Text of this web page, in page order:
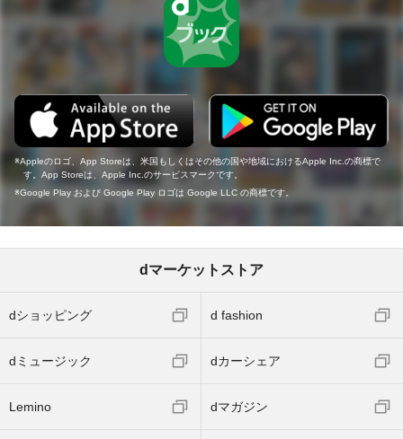
Appleのロゴ、App Storeは、米国もしくはその他の国や地域におけるApple Inc.の商標で
す。App Storeは、Apple Inc.のサービスマークです。
Google Play および Google Play ロゴは Google LLC の商標です。
dマーケットストア
dショッピング d fashion
dミュージック dカーシェア
Lemino dマガジン